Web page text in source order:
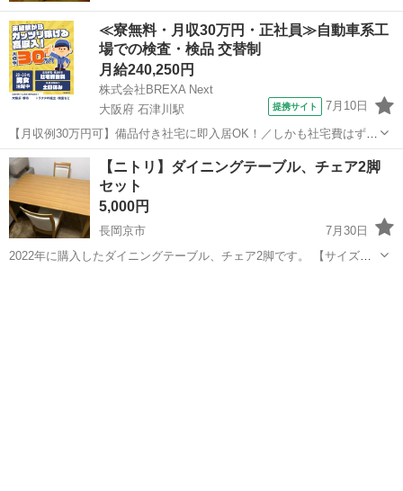
≪寮無料・月収30万円・正社員≫自動車系工
場での検査・検品 交替制
月給240,250円
株式会社BREXA Next
大阪府 石津川駅
提携サイト 7月10日
【月収例30万円可】備品付き社宅に即入居OK！／しかも社宅費はずっ
と無料♪／トラクタ本体の製造／資格経験不問★異業種からの転職活躍
中！／赴任旅費会社負担／工場まで無料送迎あり◎《大阪府堺市》 人
気の工場のお仕事 ◇トラクタ...
大阪 堺市 石津川駅 その他
【ニトリ】ダイニングテーブル、チェア2脚
セット
5,000円
長岡京市
7月30日
2022年に購入したダイニングテーブル、チェア2脚です。 【サイズ】